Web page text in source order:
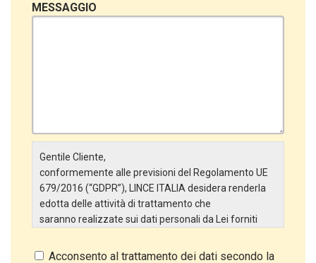
MESSAGGIO
Gentile Cliente,
conformemente alle previsioni del Regolamento UE
679/2016 (“GDPR”), LINCE ITALIA desidera renderla
edotta delle attività di trattamento che
saranno realizzate sui dati personali da Lei forniti
particolare:
Acconsento al trattamento dei dati secondo la